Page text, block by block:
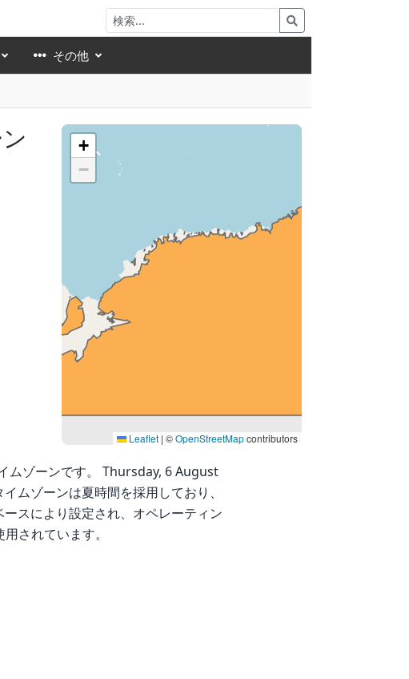
その他
+
−
Leaflet | ©OpenStreetMapcontributors
ムゾーンです。 Thursday, 6 August
ムゾーンは夏時間を採用しており、
スにより設定され、オペレーティン
用されています。